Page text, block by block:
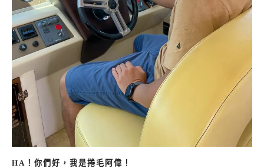
HA！你們好，我是捲毛阿偉！